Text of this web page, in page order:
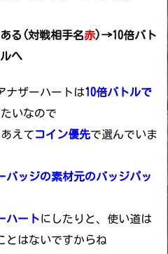
る(対戦相手名赤)→10倍バト
ルへ
ナザーハートは10倍バトルで
いなので
えてコイン優先で選んでいま
バッジの素材元のバッジパッ
ハートにしたりと、使い道は
とはないですからね